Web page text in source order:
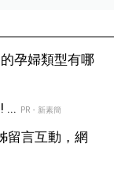
孕婦類型有哪
...
PR・新素簡
留言互動，網